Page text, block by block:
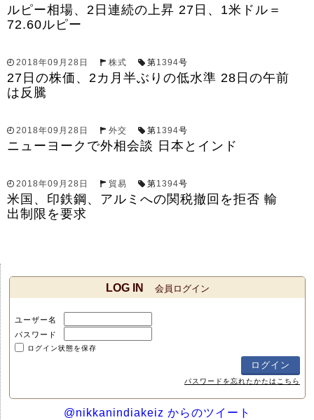
ルピー相場、2日連続の上昇 27日、1米ドル＝
72.60ルピー
2018年09月28日 株式 第1394号
27日の株価、2カ月半ぶりの低水準 28日の午前
は反騰
2018年09月28日 外交 第1394号
ニューヨークで外相会談 日本とインド
2018年09月28日 貿易 第1394号
米国、印鉄鋼、アルミへの関税撤回を拒否 輸
出制限を要求
LOG IN 会員ログイン
ユーザー名
パスワード
ログイン状態を保存
パスワードを忘れたかたはこちら
@nikkanindiakeiz からのツイート